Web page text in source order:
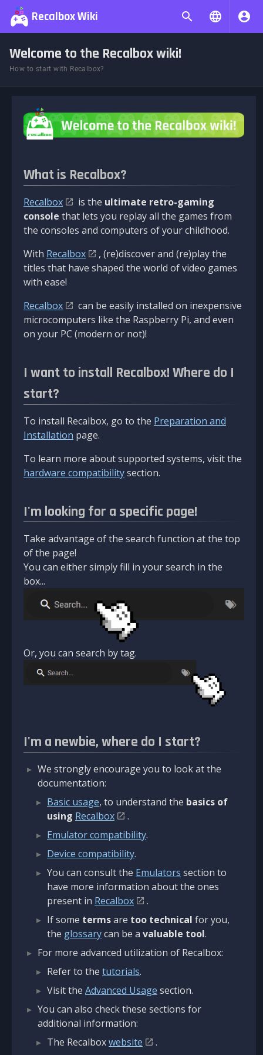
Recalbox Wiki
Welcome to the Recalbox wiki!
How to start with Recalbox?
What is Recalbox?
Recalbox is the ultimate retro-gaming
console that lets you replay all the games from
the consoles and computers of your childhood.
With Recalbox
, (re)discover and (re)play the
titles that have shaped the world of video games
with ease!
Recalbox
can be easily installed on inexpensive
microcomputers like the Raspberry Pi, and even
on your PC (modern or not)!
I want to install Recalbox! Where do I
start?
To install Recalbox, go to the Preparation and
Installation page.
To learn more about supported systems, visit the
hardware compatibilitysection.
I'm looking for a specific page!
Take advantage of the search function at the top
of the page!
You can either simply fill in your search in the
box...
Or, you can search by tag.
I'm a newbie, where do I start?
We strongly encourage you to look at the
documentation:
Basic usage, to understand the basics of
using Recalbox
.
Emulator compatibility.
Device compatibility.
You can consult the Emulators section to
have more information about the ones
present in Recalbox
.
If some termsare too technical for you,
the glossarycan be a valuable tool.
For more advanced utilization of Recalbox:
Refer to the tutorials.
Visit the Advanced Usage section.
You can also check these sections for
additional information:
The Recalboxwebsite
.